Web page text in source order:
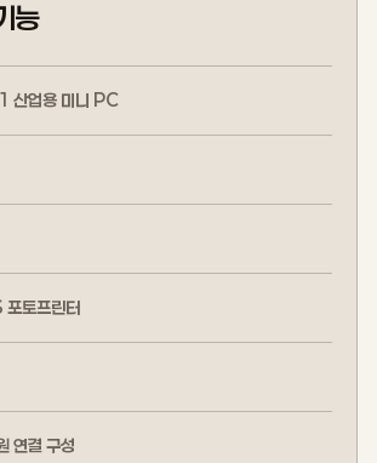
능
업용 미니 PC
토프린터
연결 구성